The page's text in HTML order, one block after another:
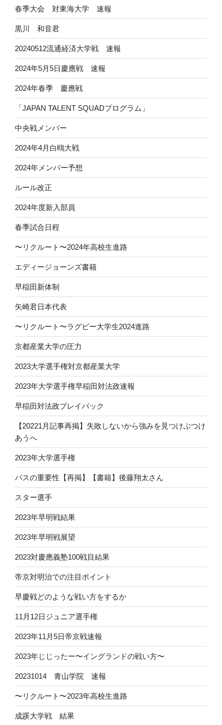
春季大会 対東海大学 速報
黒川 和音君
20240512流通経済大学戦 速報
2024年5月5日慶應戦 速報
2024年春季 慶應戦
「JAPAN TALENT SQUADプログラム」
中央戦メンバー
2024年4月白鴎大戦
2024年メンバー予想
ルール改正
2024年度新入部員
春季試合日程
〜リクルート〜2024年高校生進路
エディージョーンズ書籍
早稲田新体制
矢崎君日本代表
〜リクルート〜ラグビー大学生2024進路
京都産業大学の圧力
2023大学選手権対京都産業大学
2023年大学選手権早稲田対法政速報
早稲田対法政プレイバック
【20221月記事再掲】失敗しないから強みを見つけぶつけ
あうへ
2023年大学選手権
パスの重要性【再掲】【書籍】後藤翔太さん
スター選手
2023年早明戦結果
2023年早明戦展望
2023対慶應義塾100戦目結果
帝京対明治での注目ポイント
早慶戦どのような戦い方をするか
11月12日ジュニア選手権
2023年11月5日帝京戦速報
2023年じじったー〜イングランドの戦い方〜
20231014 青山学院 速報
〜リクルート〜2023年高校生進路
成蹊大学戦 結果